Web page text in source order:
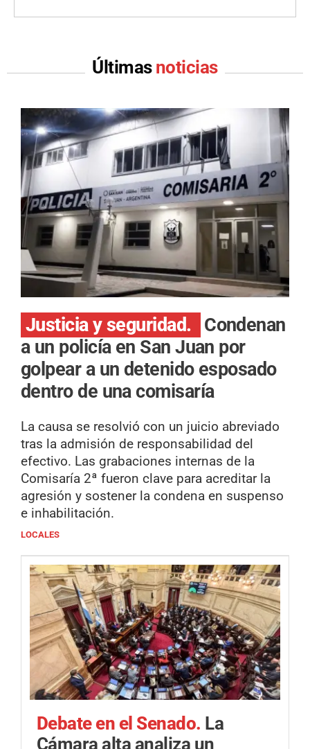
Últimas noticias
Justicia y seguridad.
Condenan
a un policía en San Juan por
golpear a un detenido esposado
dentro de una comisaría
La causa se resolvió con un juicio abreviado
tras la admisión de responsabilidad del
efectivo. Las grabaciones internas de la
Comisaría 2ª fueron clave para acreditar la
agresión y sostener la condena en suspenso
e inhabilitación.
LOCALES
Debate en el Senado. La
Cámara alta analiza un